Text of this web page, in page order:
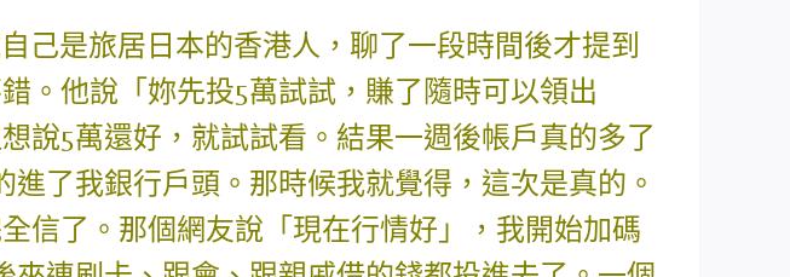
己是旅居日本的香港人，聊了一段時間後才提到
。他說「妳先投5萬試試，賺了隨時可以領出
說5萬還好，就試試看。結果一週後帳戶真的多了
進了我銀行戶頭。那時候我就覺得，這次是真的。
信了。那個網友說「現在行情好」，我開始加碼